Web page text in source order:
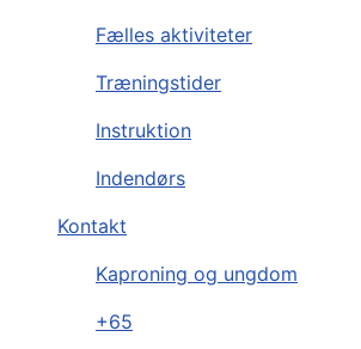
Fælles aktiviteter
Træningstider
Instruktion
Indendørs
Kontakt
Kaproning og ungdom
+65